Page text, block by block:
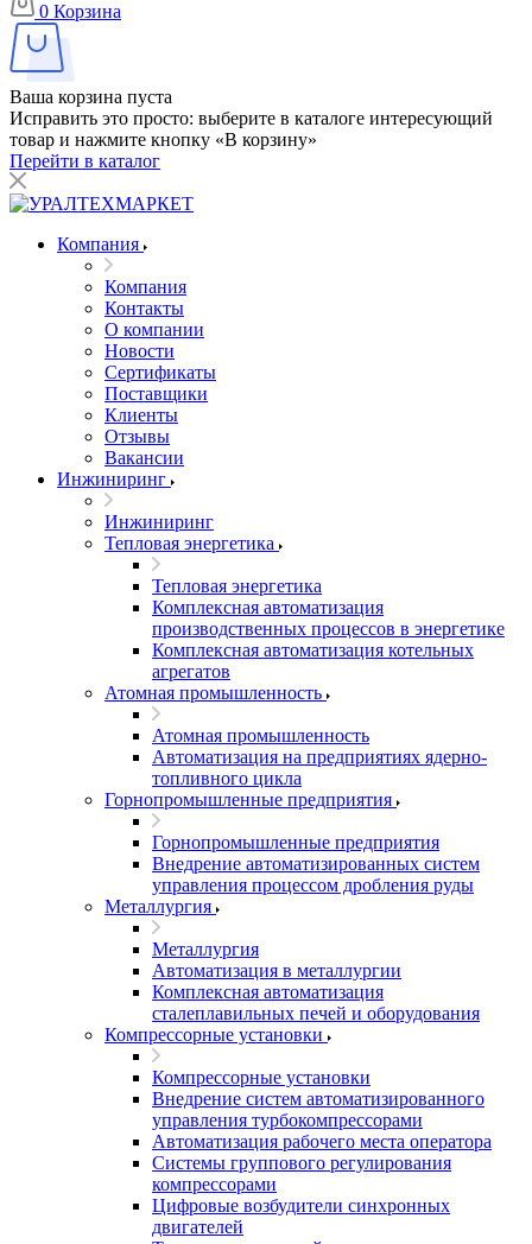
0 Корзина
Ваша корзина пуста
Исправить это просто: выберите в каталоге интересующий
товар и нажмите кнопку «В корзину»
Перейти в каталог
Компания
Компания
Контакты
О компании
Новости
Сертификаты
Поставщики
Клиенты
Отзывы
Вакансии
Инжиниринг
Инжиниринг
Тепловая энергетика
Тепловая энергетика
Комплексная автоматизация
производственных процессов в энергетике
Комплексная автоматизация котельных
агрегатов
Атомная промышленность
Атомная промышленность
Автоматизация на предприятиях ядерно-
топливного цикла
Горнопромышленные предприятия
Горнопромышленные предприятия
Внедрение автоматизированных систем
управления процессом дробления руды
Металлургия
Металлургия
Автоматизация в металлургии
Комплексная автоматизация
сталеплавильных печей и оборудования
Компрессорные установки
Компрессорные установки
Внедрение систем автоматизированного
управления турбокомпрессорами
Автоматизация рабочего места оператора
Системы группового регулирования
компрессорами
Цифровые возбудители синхронных
двигателей